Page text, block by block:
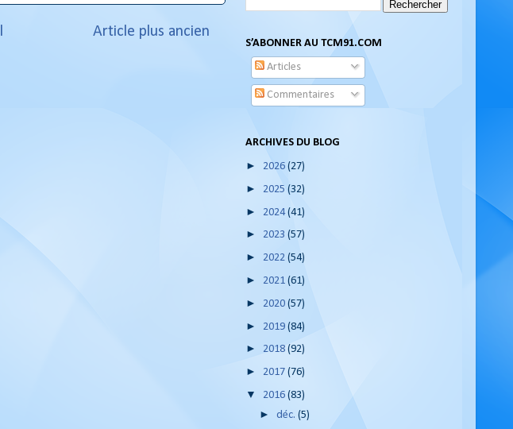
Article plus ancien
S’ABONNER AU TCM91.COM
Articles
Commentaires
ARCHIVES DU BLOG
► 2026 (27)
► 2025 (32)
► 2024(41)
► 2023 (57)
► 2022 (54)
► 2021 (61)
► 2020 (57)
► 2019 (84)
► 2018 (92)
► 2017 (76)
▼ 2016 (83)
►déc.(5)